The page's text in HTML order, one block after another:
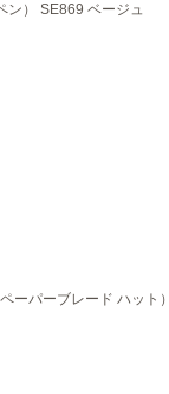
ン） SE869 ベージュ
ーパーブレード ハット）